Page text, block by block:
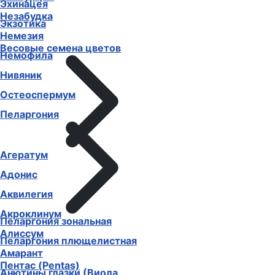
Незабудка
Немезия
Немофила
Нивяник
Остеоспермум
Пеларгония
Пеларгония зональная
Пеларгония плющелистная
Пентас (Pentas)
Эхинацея
Экзотика
Весовые семена цветов
Агератум
Адонис
Аквилегия
Акроклинум
Алиссум
Амарант
Анютины глазки (Виола